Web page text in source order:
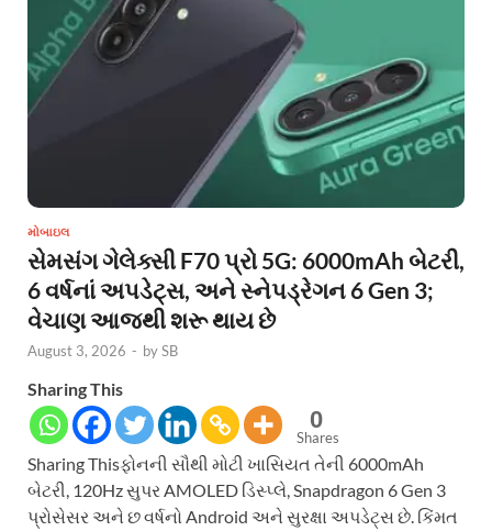
મોબાઇલ
સેમસંગ ગેલેક્સી F70 પ્રો 5G: 6000mAh બેટરી,
6 વર્ષનાં અપડેટ્સ, અને સ્નેપડ્રેગન 6 Gen 3;
વેચાણ આજથી શરૂ થાય છે
August 3, 2026 - bySB
Sharing This
0
Shares
Sharing Thisફોનની સૌથી મોટી ખાસિયત તેની 6000mAh
બેટરી, 120Hz સુપર AMOLED ડિસ્પ્લે, Snapdragon 6 Gen 3
પ્રોસેસર અને છ વર્ષનો Android અને સુરક્ષા અપડેટ્સ છે. કિંમત